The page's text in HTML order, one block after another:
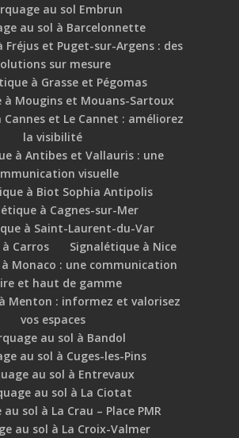
au sol Embrun
au sol à Barcelonnette
Fréjus et Puget-sur-Argens : des
sur mesure
à Grasse et Pégomas
à Mougins et Mouans-Sartoux
et Le Cannet : améliorez
la visibilité
à Antibes et Vallauris : une
visuelle
à Biot Sophia Antipolis
à Cagnes-sur-Mer
à Saint-Laurent-du-Var
Carros
Signalétique à Nice
Monaco : une communication
et haut de gamme
Menton : informez et valorisez
vos espaces
au sol à Bandol
au sol à Cuges-les-Pins
au sol à Entrevaux
au sol à La Ciotat
sol à La Crau – Place PMR
au sol à La Croix-Valmer